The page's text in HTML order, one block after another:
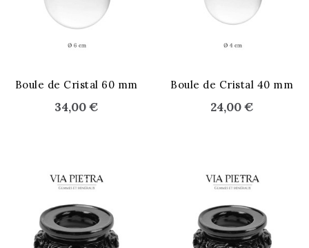
Boule de Cristal 60 mm
34,00 €
Boule de Cristal 40 mm
24,00 €